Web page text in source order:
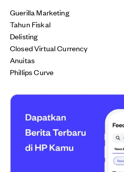
Guerilla Marketing
Tahun Fiskal
Delisting
Closed Virtual Currency
Anuitas
Phillips Curve